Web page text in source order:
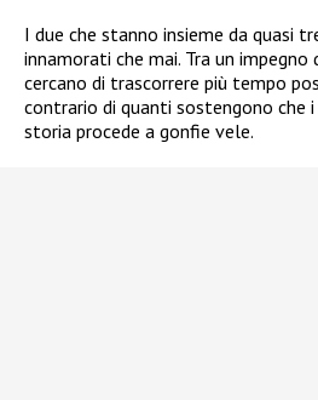
I due che stanno insieme da quasi
innamorati che mai. Tra un
cercano di trascorrere più tempo
contrario di quanti sostengono che
storia procede a gonfie vele.